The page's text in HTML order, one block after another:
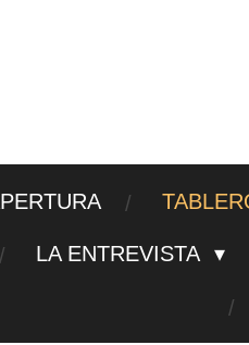
LA ENTREVISTA